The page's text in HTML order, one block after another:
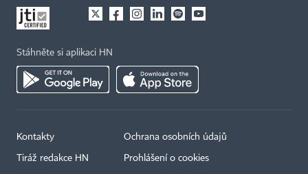
Stáhněte si aplikaci HN
Kontakty
Tiráž redakce HN
Ochrana osobních údajů
Prohlášení o cookies